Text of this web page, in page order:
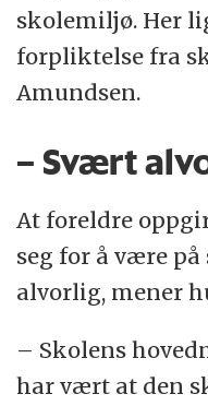
skolemiljø. Her
forpliktelse fra
Amundsen.
– Svært
At foreldre
seg for å være
alvorlig, mener
– Skolens
har vært at den